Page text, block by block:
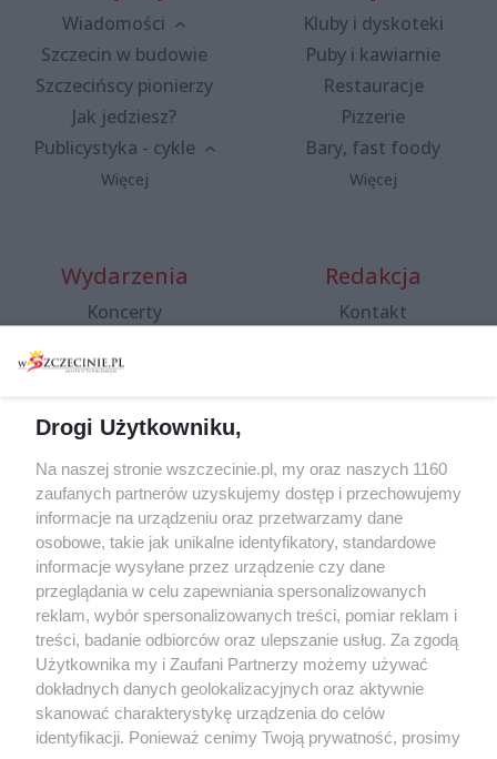
Wiadomości
Szczecin w budowie
Szczecińscy pionierzy
Jak jedziesz?
Publicystyka - cykle
Więcej
Kluby i dyskoteki
Puby i kawiarnie
Restauracje
Pizzerie
Bary, fast foody
Więcej
Wydarzenia
Koncerty
Spacery i oprowadzania
targi
Wernisaże
Więcej
Redakcja
Kontakt
Specjalny koncert z okazji
20. urodzin portalu
wSzczecinie.pl
Regulamin konkursów
śniadaniówka "Hej
Szczecin! Jest piątek!"
Partnerzy
Praca Szczecin
Drogi Użytkowniku,
Na naszej stronie wszczecinie.pl, my oraz naszych 1160
zaufanych partnerów uzyskujemy dostęp i przechowujemy
informacje na urządzeniu oraz przetwarzamy dane
osobowe, takie jak unikalne identyfikatory, standardowe
informacje wysyłane przez urządzenie czy dane
przeglądania w celu zapewniania spersonalizowanych
reklam, wybór spersonalizowanych treści, pomiar reklam i
treści, badanie odbiorców oraz ulepszanie usług. Za zgodą
Użytkownika my i Zaufani Partnerzy możemy używać
dokładnych danych geolokalizacyjnych oraz aktywnie
skanować charakterystykę urządzenia do celów
identyfikacji. Ponieważ cenimy Twoją prywatność, prosimy